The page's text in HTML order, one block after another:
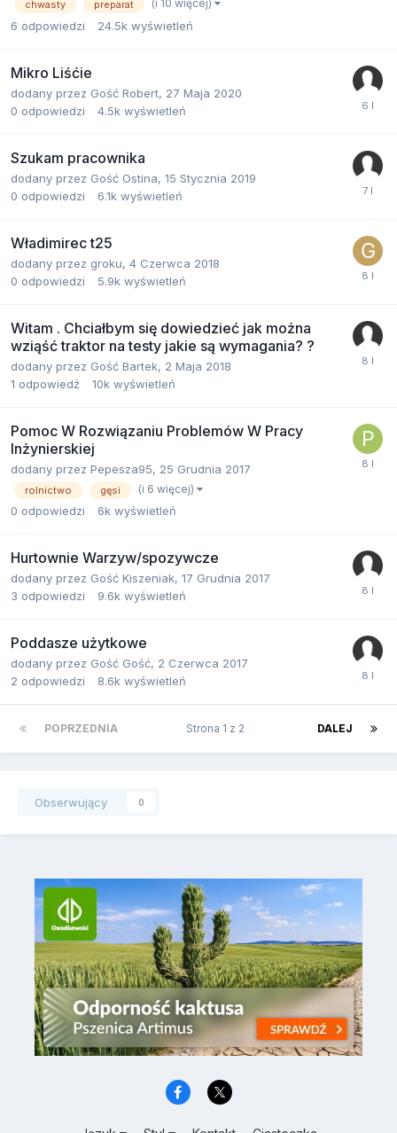
chwasty preparat (i 10 więcej)
6 odpowiedzi 24.5k wyświetleń
Mikro Liśćie
dodany przez Gość Robert, 27 Maja 2020
0 odpowiedzi 4.5k wyświetleń
Szukam pracownika
dodany przez Gość Ostina, 15 Stycznia 2019
0 odpowiedzi 6.1k wyświetleń
Władimirec t25
dodany przez groku, 4 Czerwca 2018
0 odpowiedzi 5.9k wyświetleń
Witam . Chciałbym się dowiedzieć jak można
wziąść traktor na testy jakie są wymagania? ?
dodany przez Gość Bartek, 2 Maja 2018
1 odpowiedź 10k wyświetleń
Pomoc W Rozwiązaniu Problemów W Pracy
Inżynierskiej
dodany przez Pepesza95, 25 Grudnia 2017
rolnictwo gęsi (i 6 więcej)
0 odpowiedzi 6k wyświetleń
Hurtownie Warzyw/spozywcze
dodany przez Gość Kiszeniak, 17 Grudnia 2017
3 odpowiedzi 9.6k wyświetleń
Poddasze użytkowe
dodany przez Gość Gość, 2 Czerwca 2017
2 odpowiedzi 8.6k wyświetleń
POPRZEDNIA DALEJ
Strona 1 z 2
Obserwujący 0